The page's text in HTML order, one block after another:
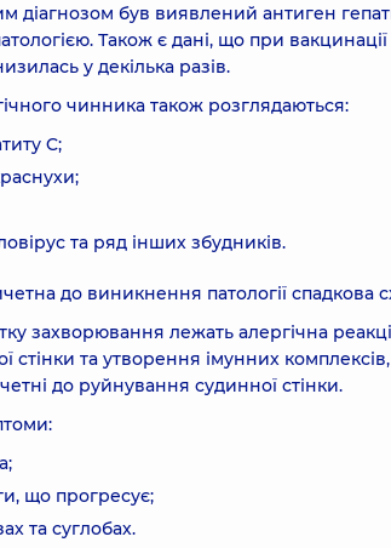
діагнозом був виявлений антиген
Також є дані, що при
у декілька разів.
чинника також розглядаються:
C;
та ряд інших збудників.
до виникнення патології спадкова
захворювання лежать алергічна
стінки та утворення імунних
до руйнування судинної стінки.
що прогресує;
та суглобах.